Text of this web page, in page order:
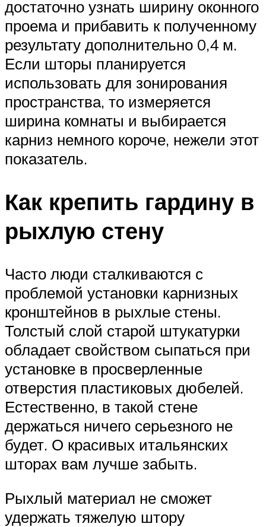
достаточно узнать ширину оконного
проема и прибавить к полученному
результату дополнительно 0,4 м.
Если шторы планируется
использовать для зонирования
пространства, то измеряется
ширина комнаты и выбирается
карниз немного короче, нежели этот
показатель.
Как крепить гардину в
рыхлую стену
Часто люди сталкиваются с
проблемой установки карнизных
кронштейнов в рыхлые стены.
Толстый слой старой штукатурки
обладает свойством сыпаться при
установке в просверленные
отверстия пластиковых дюбелей.
Естественно, в такой стене
держаться ничего серьезного не
будет. О красивых итальянских
шторах вам лучше забыть.
Рыхлый материал не сможет
удержать тяжелую штору